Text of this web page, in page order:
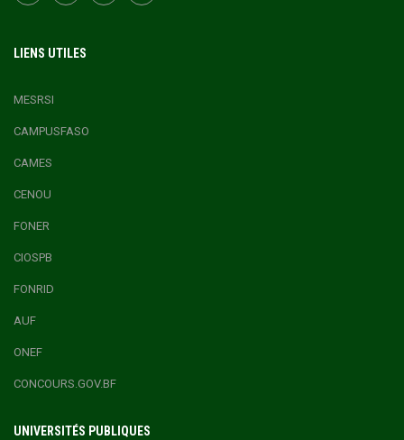
LIENS UTILES
MESRSI
CAMPUSFASO
CAMES
CENOU
FONER
CIOSPB
FONRID
AUF
ONEF
CONCOURS.GOV.BF
UNIVERSITÉS PUBLIQUES